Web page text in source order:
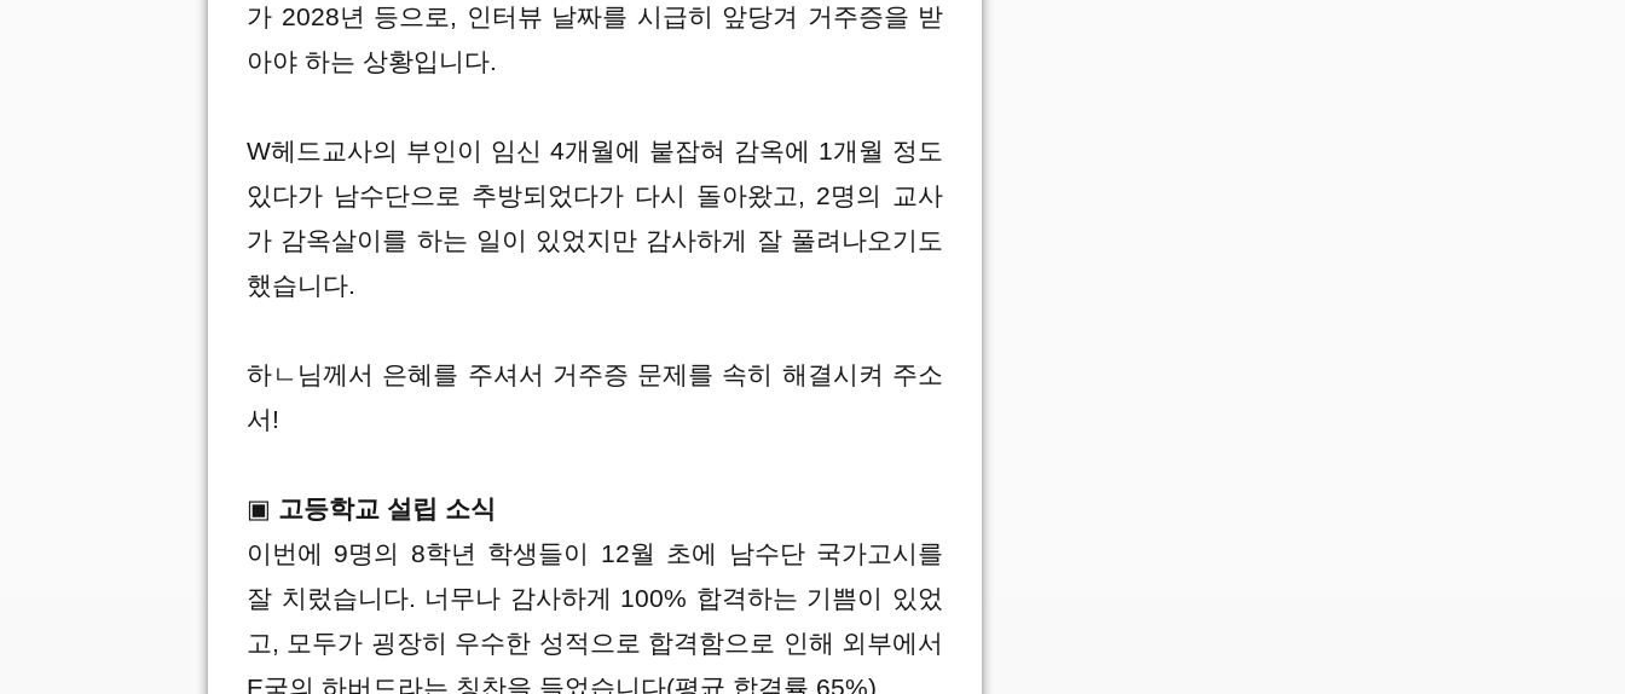
가 2028년 등으로, 인터뷰 날짜를 시급히 앞당겨 거주증을 받
아야 하는 상황입니다.
W헤드교사의 부인이 임신 4개월에 붙잡혀 감옥에 1개월 정도
있다가 남수단으로 추방되었다가 다시 돌아왔고, 2명의 교사
가 감옥살이를 하는 일이 있었지만 감사하게 잘 풀려나오기도
했습니다.
하ㄴ님께서 은혜를 주셔서 거주증 문제를 속히 해결시켜 주소
서!
▣ 고등학교 설립 소식
이번에 9명의 8학년 학생들이 12월 초에 남수단 국가고시를
잘 치렀습니다. 너무나 감사하게 100% 합격하는 기쁨이 있었
고, 모두가 굉장히 우수한 성적으로 합격함으로 인해 외부에서
E국의 하버드라는 칭찬을 들었습니다(평균 합격률 65%).